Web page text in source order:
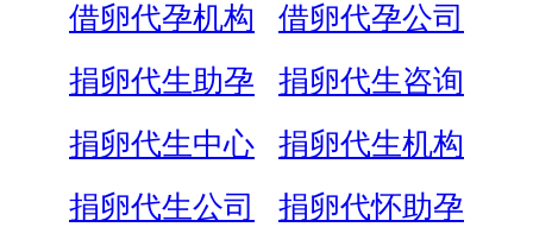
借卵代孕机构
借卵代孕公司
捐卵代生助孕
捐卵代生咨询
捐卵代生中心
捐卵代生机构
捐卵代生公司
捐卵代怀助孕